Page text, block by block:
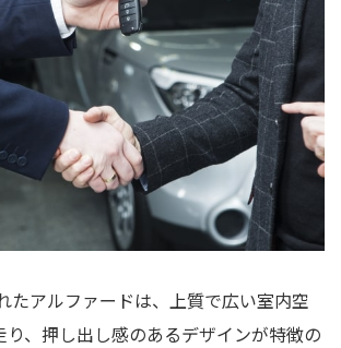
たアルファードは、上質で広い室内空
り、押し出し感のあるデザインが特徴の